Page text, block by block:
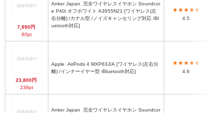
7,990円
80pt
Anker Japan
e P40i オフホワイト A3955N21 [ワイヤレス(左
右分離) /カナル型 /ノイズキャンセリング対応 /Bl
uetooth対応]
4.5
23,800円
238pt
Apple
離) /インナーイヤー型 /Bluetooth対応]
4.6
Anker Japan